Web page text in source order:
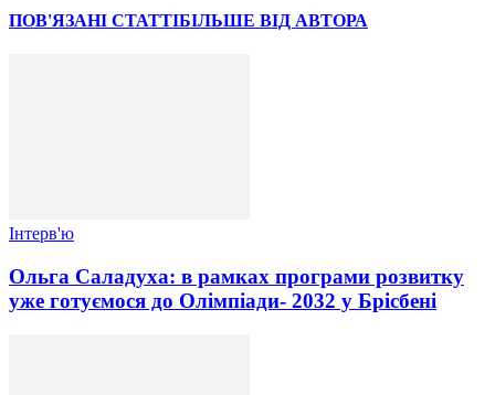
ПОВ'ЯЗАНІ СТАТТІБІЛЬШЕ ВІД АВТОРА
Інтерв'ю
Ольга Саладуха: в рамках програми розвитку
уже готуємося до Олімпіади- 2032 у Брісбені